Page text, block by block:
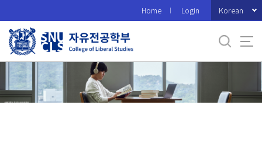
로
메
Home Login Korean